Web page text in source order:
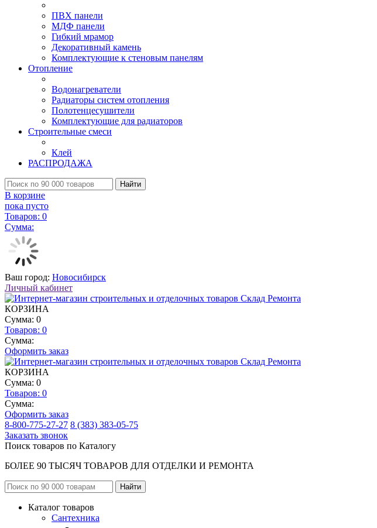
ПВХ панели
МДФ панели
Гибкий мрамор
Декоративный камень
Комплектующие к стеновым панелям
Отопление
Водонагреватели
Радиаторы систем отопления
Полотенцесушители
Комплектующие для радиаторов
Строительные смеси
Клей
РАСПРОДАЖА
Найти
В корзине
пока пусто
Товаров: 0
Сумма:
Ваш город: Новосибирск
Личный кабинет
КОРЗИНА
Сумма: 0
Товаров: 0
Сумма:
Оформить заказ
КОРЗИНА
Сумма: 0
Товаров: 0
Сумма:
Оформить заказ
8-800-775-27-27 8 (383) 383-05-75
Заказать звонок
Поиск товаров по Каталогу
БОЛЕЕ 90 ТЫСЯЧ ТОВАРОВ ДЛЯ ОТДЕЛКИ И РЕМОНТА
Каталог товаров
Сантехника